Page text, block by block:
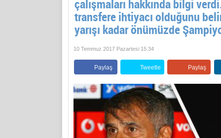
çalışmaları hakkında bilgi
transfere ihtiyacı olduğunu
yarışı kadar önümüzde
10 Temmuz 2017 Pazartesi 15:34
Paylaş Tweetle Paylaş